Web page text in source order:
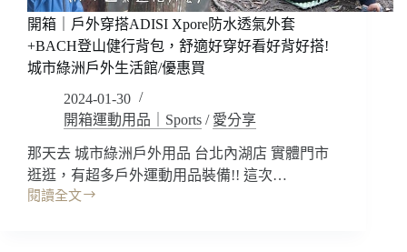
開箱｜戶外穿搭ADISI Xpore防水透氣外套
+BACH登山健行背包，舒適好穿好看好背好搭!
城市綠洲戶外生活館/優惠買
2024-01-30
開箱運動用品｜Sports / 愛分享
那天去 城市綠洲戶外用品 台北內湖店 實體門市
逛逛，有超多戶外運動用品裝備!! 這次…
閱讀全文
開